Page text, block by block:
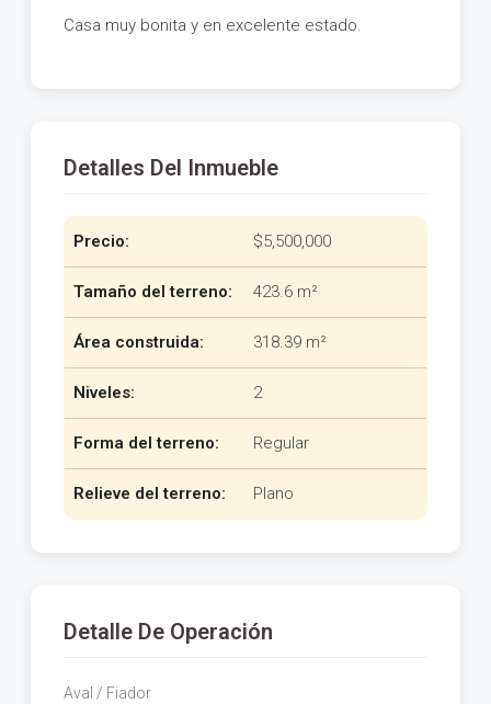
Casa muy bonita y en excelente estado.
Detalles Del Inmueble
Precio: $5,500,000
Tamaño del terreno: 423.6 m²
Área construida: 318.39 m²
Niveles: 2
Forma del terreno: Regular
Relieve del terreno: Plano
Detalle De Operación
Aval / Fiador